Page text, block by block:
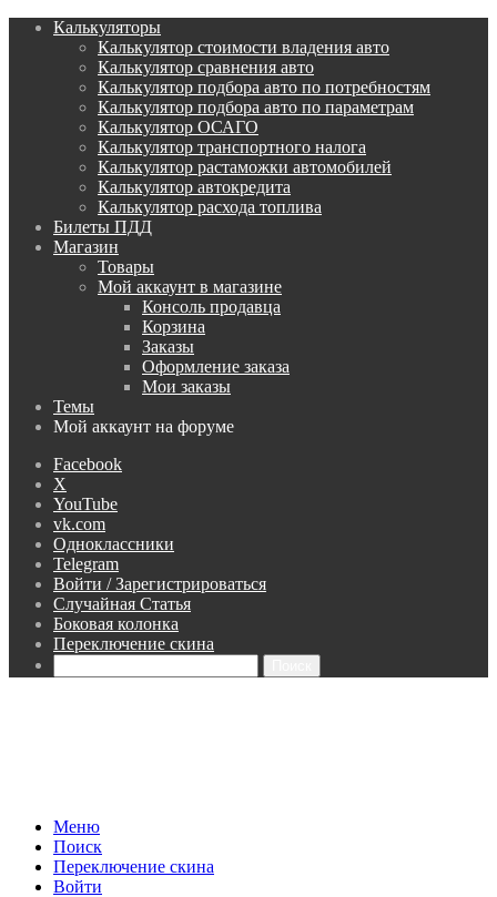
Калькуляторы
Калькулятор стоимости владения авто
Калькулятор сравнения авто
Калькулятор подбора авто по потребностям
Калькулятор подбора авто по параметрам
Калькулятор ОСАГО
Калькулятор транспортного налога
Калькулятор растаможки автомобилей
Калькулятор автокредита
Калькулятор расхода топлива
Билеты ПДД
Магазин
Товары
Мой аккаунт в магазине
Консоль продавца
Корзина
Заказы
Оформление заказа
Мои заказы
Темы
Мой аккаунт на форуме
Facebook
X
YouTube
vk.com
Одноклассники
Telegram
Войти / Зарегистрироваться
Случайная Статья
Боковая колонка
Переключение скина
Меню
Поиск
Переключение скина
Войти